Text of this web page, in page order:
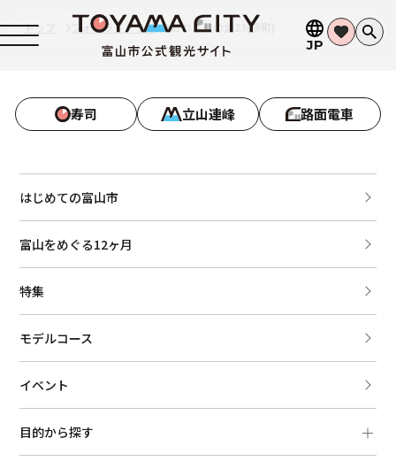
JP
トップ フォトライブラリ おわら風の盆23(鏡町)
寿司 立山連峰 路面電車
はじめての富山市
富山をめぐる12ヶ月
特集
モデルコース
イベント
目的から探す